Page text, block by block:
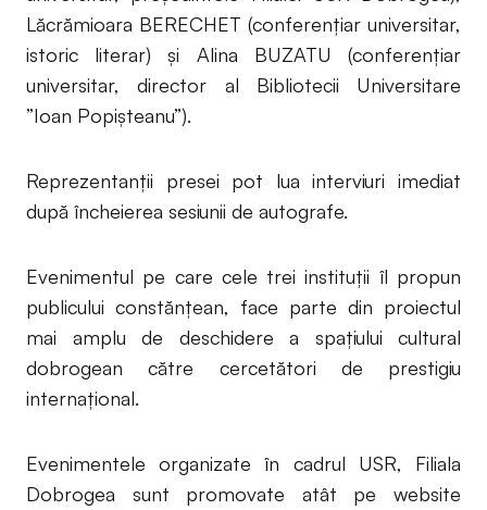
Lăcrămioara BERECHET (conferențiar universitar,
istoric literar) și Alina BUZATU (conferențiar
universitar, director al Bibliotecii Universitare
”Ioan Popișteanu”).
Reprezentanții presei pot lua interviuri imediat
după încheierea sesiunii de autografe.
Evenimentul pe care cele trei instituții îl propun
publicului constănțean, face parte din proiectul
mai amplu de deschidere a spațiului cultural
dobrogean către cercetători de prestigiu
internațional.
Evenimentele organizate în cadrul USR, Filiala
Dobrogea sunt promovate atât pe website